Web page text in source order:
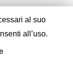
al suo
all’uso.